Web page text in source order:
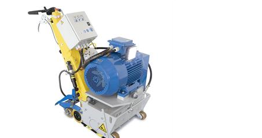
con precisione millimetrica.
Alimentazione: 3 x 400 V, 50 HZ
Larghezza di taglio: 35 cm Distanza dalla
parete: 10,7 cm Profondità di taglio: fino a
25 mm Potenza: 22 kW Consegna senza
utensili di fresatura, tamburi, ecc.